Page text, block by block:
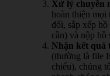
Xử lý chuyên
hoàn thiện
đối, sắp xếp
cần) và nộp hồ
Nhận kết quả
(thường là file
chiếu), chúng